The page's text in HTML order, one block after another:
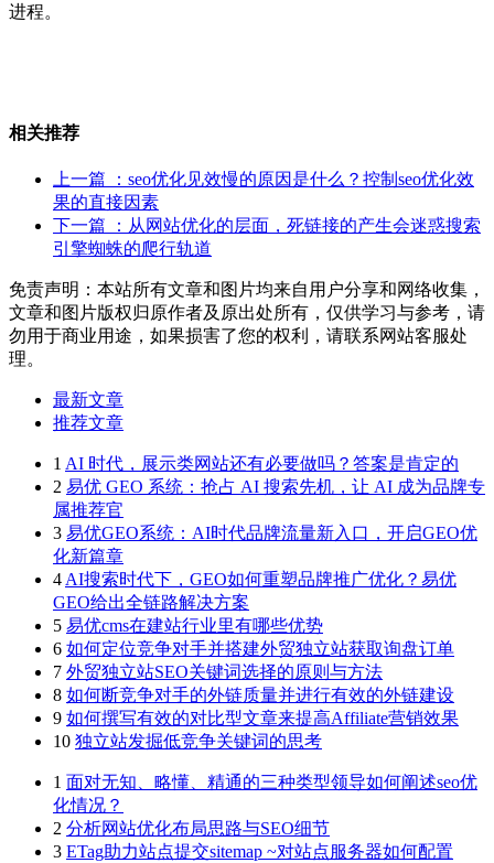
进程。
相关推荐
上一篇
：seo优化见效慢的原因是什么？控制seo优化效
果的直接因素
下一篇
：从网站优化的层面，死链接的产生会迷惑搜索
引擎蜘蛛的爬行轨道
免责声明：本站所有文章和图片均来自用户分享和网络收集，
文章和图片版权归原作者及原出处所有，仅供学习与参考，请
勿用于商业用途，如果损害了您的权利，请联系网站客服处
理。
最新文章
推荐文章
1 AI 时代，展示类网站还有必要做吗？答案是肯定的
2 易优 GEO 系统：抢占 AI 搜索先机，让 AI 成为品牌专
属推荐官
3 易优GEO系统：AI时代品牌流量新入口，开启GEO优
化新篇章
4 AI搜索时代下，GEO如何重塑品牌推广优化？易优
GEO给出全链路解决方案
5 易优cms在建站行业里有哪些优势
6 如何定位竞争对手并搭建外贸独立站获取询盘订单
7 外贸独立站SEO关键词选择的原则与方法
8 如何断竞争对手的外链质量并进行有效的外链建设
9 如何撰写有效的对比型文章来提高Affiliate营销效果
10 独立站发掘低竞争关键词的思考
1 面对无知、略懂、精通的三种类型领导如何阐述seo优
化情况？
2 分析网站优化布局思路与SEO细节
3 ETag助力站点提交sitemap ~对站点服务器如何配置